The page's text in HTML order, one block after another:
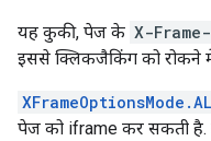
यह कुकी, पेज के X-
इससे क्लिकजैकिंग को रोकने
पेज को iframe कर सकती